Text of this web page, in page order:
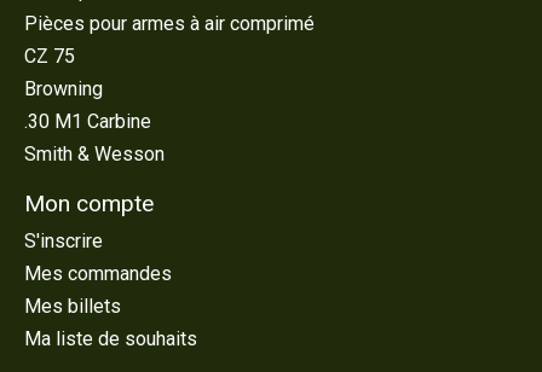
Pièces pour armes à air comprimé
CZ 75
Browning
.30 M1 Carbine
Smith & Wesson
Mon compte
S'inscrire
Mes commandes
Mes billets
Ma liste de souhaits